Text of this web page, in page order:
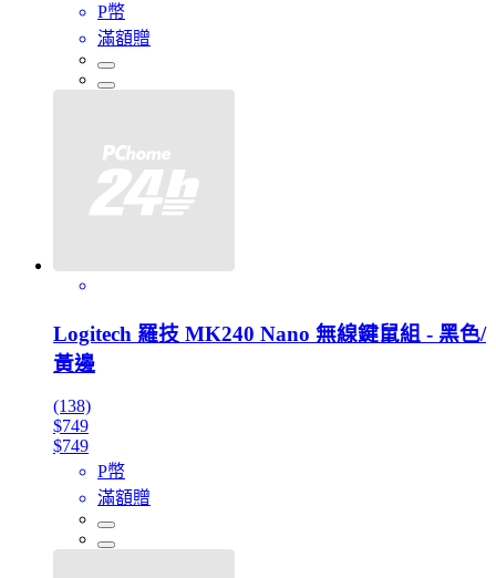
P幣
滿額贈
Logitech 羅技 MK240 Nano 無線鍵鼠組 - 黑色/
黃邊
(138)
$749
$749
P幣
滿額贈